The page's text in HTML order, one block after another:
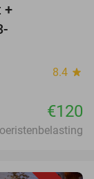
+
8.4 star
€120